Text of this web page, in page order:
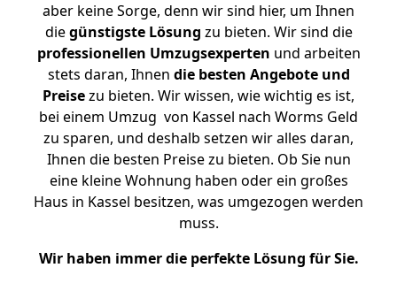
aber keine Sorge, denn wir sind hier, um Ihnen
diegünstigste Lösung zu bieten. Wir sind die
professionellen Umzugsexperten und arbeiten
stets daran, Ihnen die besten Angebote und
Preisezu bieten. Wir wissen, wie wichtig es ist,
bei einem Umzug von Kassel nach Worms Geld
zu sparen, und deshalb setzen wir alles daran,
Ihnen die besten Preise zu bieten. Ob Sie nun
eine kleine Wohnung haben oder ein großes
Haus in Kassel besitzen, was umgezogen werden
muss.
Wir haben immer die perfekte Lösung für Sie.